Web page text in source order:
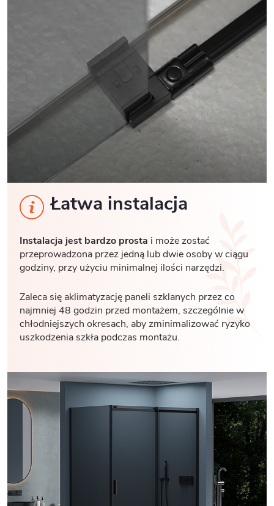
Łatwa instalacja
Instalacja jest bardzo prosta i może zostać
przeprowadzona przez jedną lub dwie osoby w ciągu
godziny, przy użyciu minimalnej ilości narzędzi.
Zaleca się aklimatyzację paneli szklanych przez co
najmniej 48 godzin przed montażem, szczególnie w
chłodniejszych okresach, aby zminimalizować ryzyko
uszkodzenia szkła podczas montażu.